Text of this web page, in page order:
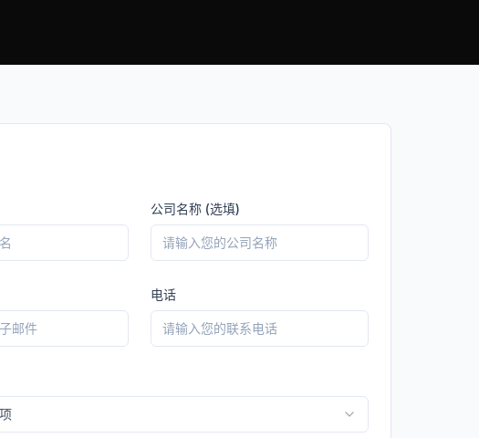
公司名称 (选填)
电话